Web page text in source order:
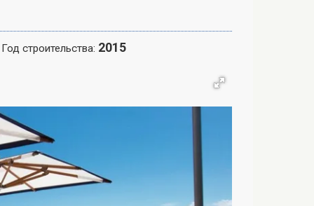
Год строительства: 2015